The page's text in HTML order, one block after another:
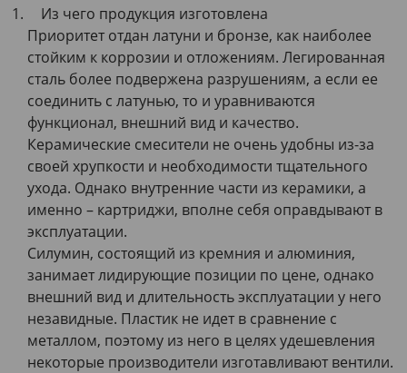
Из чего продукция изготовлена
Приоритет отдан латуни и бронзе, как наиболее
стойким к коррозии и отложениям. Легированная
сталь более подвержена разрушениям, а если ее
соединить с латунью, то и уравниваются
функционал, внешний вид и качество.
Керамические смесители не очень удобны из-за
своей хрупкости и необходимости тщательного
ухода. Однако внутренние части из керамики, а
именно – картриджи, вполне себя оправдывают в
эксплуатации.
Силумин, состоящий из кремния и алюминия,
занимает лидирующие позиции по цене, однако
внешний вид и длительность эксплуатации у него
незавидные. Пластик не идет в сравнение с
металлом, поэтому из него в целях удешевления
некоторые производители изготавливают вентили.